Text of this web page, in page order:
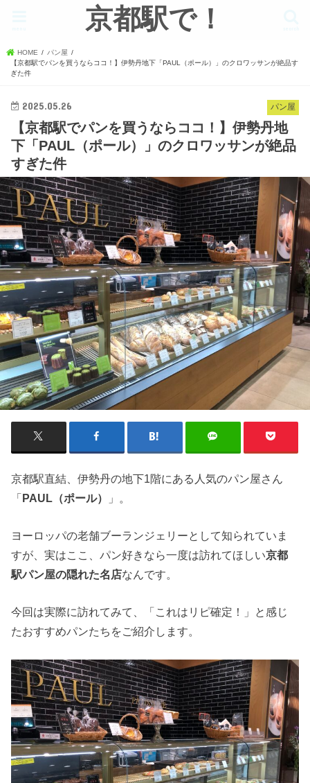
京都駅で！
HOME
パン屋
【京都駅でパンを買うならココ！】伊勢丹地下「PAUL（ポール）」のクロワッサンが絶品す
ぎた件
パン屋
2025.05.26
【京都駅でパンを買うならココ！】伊勢丹地
下「PAUL（ポール）」のクロワッサンが絶品
すぎた件
京都駅直結、伊勢丹の地下1階にある人気のパン屋さん
「PAUL（ポール） 」。
ヨーロッパの老舗ブーランジェリーとして知られていま
すが、実はここ、パン好きなら一度は訪れてほしい京都
駅パン屋の隠れた名店なんです。
今回は実際に訪れてみて、「これはリピ確定！」と感じ
たおすすめパンたちをご紹介します。